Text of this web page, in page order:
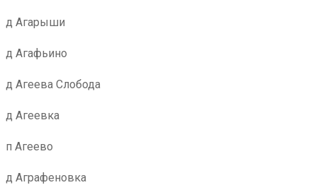
д Агарыши
д Агафьино
д Агеева Слобода
д Агеевка
п Агеево
д Аграфеновка